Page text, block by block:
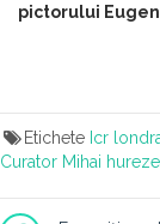
pictorului
Etichete Icr
Curator Mihai